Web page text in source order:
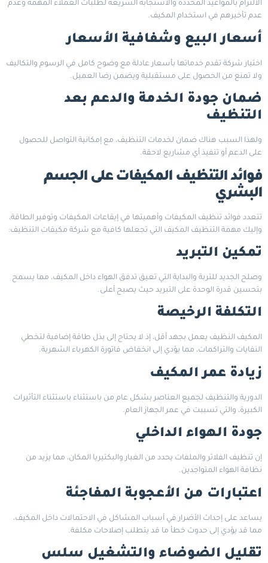
الالتزام بالمواعيد المحددة والاستجابة السريعة لطلبات العملاء المهمة وعدم
عدم تأخيرهم في استخدام المكيف.
أسعار البيع وشفافية الأسعار
اختيار شركة تقدم خدماتها بأسعار عادلة مع وضوح كامل في الرسوم والتكاليف
ولا تمنع من الحصول على مستقبلية ويضمن رضا العميل.
ضمان جودة الخدمة والدعم بعد
التنظيف
ولهذا السبب هناك ضمان لخدمات التنظيف، مع إمكانية التواصل للحصول
على الدعم أو تنفيذ أي مشاريع لاحقة.
فوائد التنظيف المكيفات على الجسم
البشري
تتعدد فوائد تنظيف المكيفات وأهميتها في إيقاعات المكيفات وتوفير الطاقة،
وإليك مهمة التنظيف المكيف التي تجعلها كافية مع شركة مكيفات التنظيف:
تمكين التبريد
وصلح الجديد للتربة والبداية التي تعيق تدفق الهواء داخل المكيف، مما يسمح
بتحسين قدرة الوحدة على التبريد حيث يصبح أعلى.
التكلفة الرخيصة
المكيف النظيف يعمل بجهد أقل، إذ لا يحتاج إلى بذل طاقة إضافية لتخطي
النفايات والتراكمات، مما يؤدي إلى انخفاض فاتورة الكهرباء الشهرية.
زيادة عمر المكيف
الدورية والتنظيف لجميع العناصر بشكل عام من باستثناء باستثناء التأثيرات
الكبيرة، والتي تسببت في عمر الجهاز العام.
جودة الهواء الداخلي
إن تنظيف الفلاتر والملفات يحدد من الغبار والبكتيريا المكان، مما يزيد من
نظافة الهواء المتواجدين.
اعتبارات من الأعجوبة المفاجئة
يساعد على إحداث الأضرار في أسباب المشاكل في الاحتمالات داخل المكيف،
مما قد يؤدي إلى حدوث خطأ ما قد يتطلب إصلاحات مكلفة.
تقليل الضوضاء والتشغيل سلس